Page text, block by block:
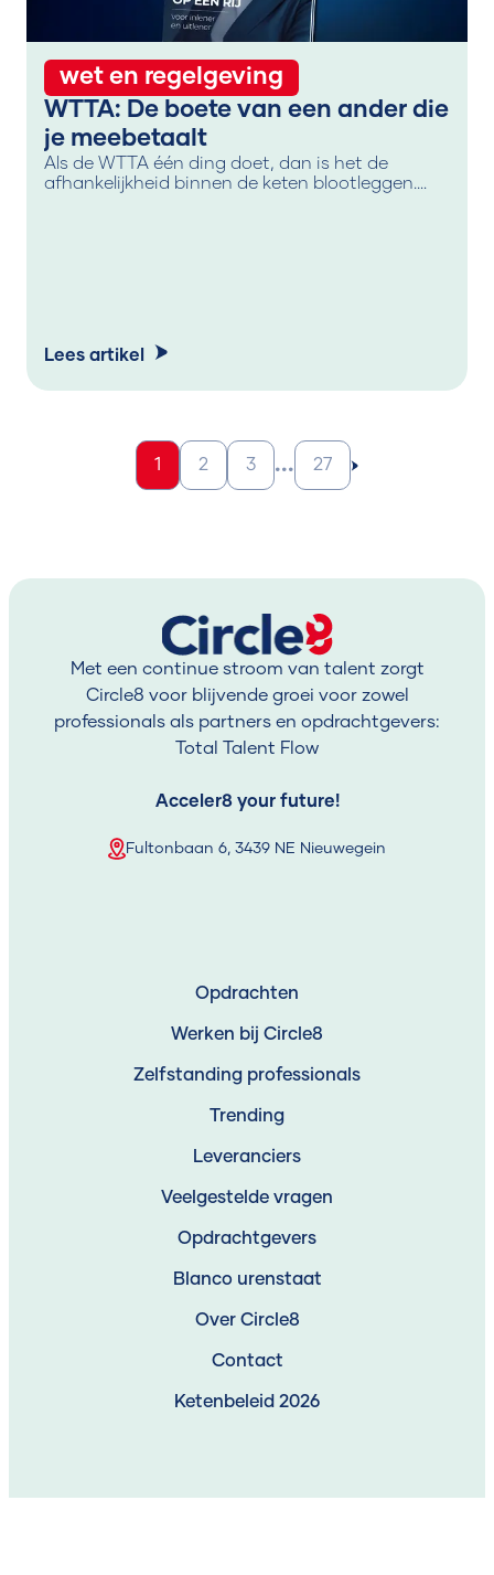
wet en regelgeving
WTTA: De boete van een ander die
je meebetaalt
Als de WTTA één ding doet, dan is het de
afhankelijkheid binnen de keten blootleggen.
Lees artikel
1 2 3 ... 27
Met een continue stroom van talent zorgt
Circle8 voor blijvende groei voor zowel
professionals als partners en opdrachtgevers:
Total Talent Flow
Acceler8your future!
Fultonbaan 6, 3439 NE Nieuwegein
Opdrachten
Werken bij Circle8
Zelfstanding professionals
Trending
Leveranciers
Veelgestelde vragen
Opdrachtgevers
Blanco urenstaat
Over Circle8
Contact
Ketenbeleid 2026